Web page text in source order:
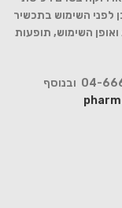
לפני השימוש בתכשיר
השימוש, תופעות
להתייעצות עם רוקח פנה למספר טלפון.04-6669192 ובנוסף